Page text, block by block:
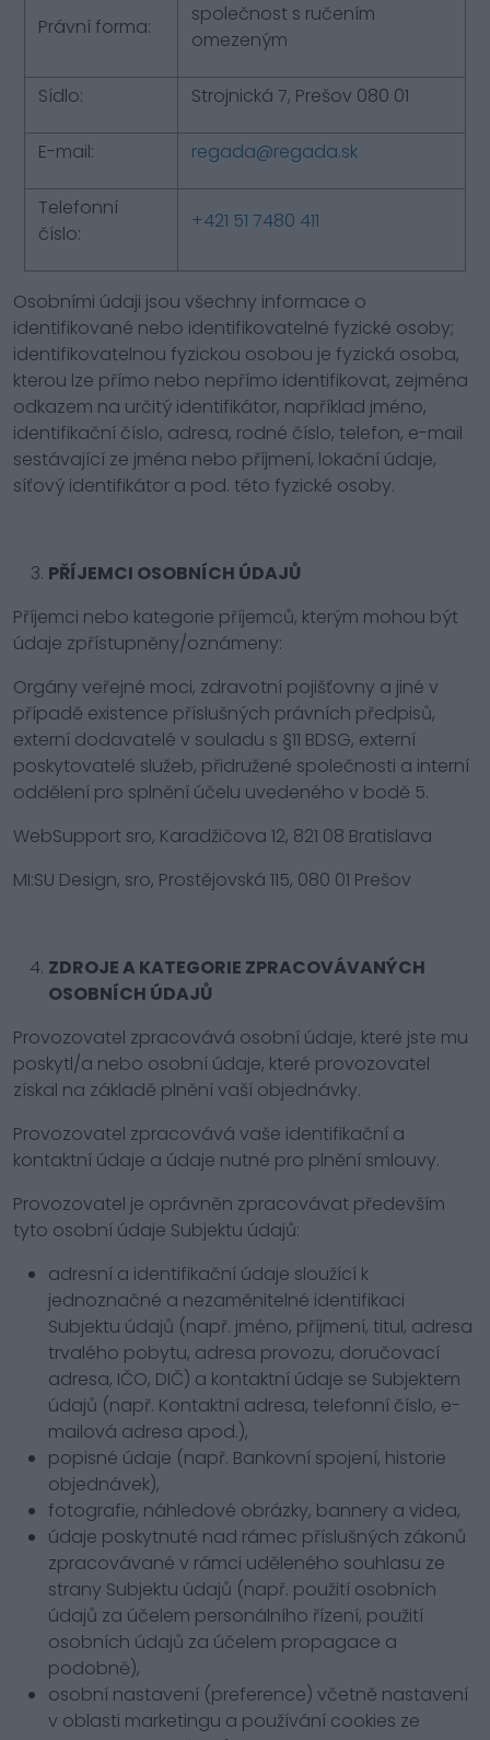
Právní forma:
společnost s ručením
omezeným
Sídlo: Strojnická 7, Prešov 080 01
E-mail: regada@regada.sk
Telefonní
číslo:
+421 51 7480 411
Osobními údaji jsou všechny informace o
identifikované nebo identifikovatelné fyzické osoby;
identifikovatelnou fyzickou osobou je fyzická osoba,
kterou lze přímo nebo nepřímo identifikovat, zejména
odkazem na určitý identifikátor, například jméno,
identifikační číslo, adresa, rodné číslo, telefon, e-mail
sestávající ze jména nebo příjmení, lokační údaje,
síťový identifikátor a pod. této fyzické osoby.
PŘÍJEMCI OSOBNÍCH ÚDAJŮ
Příjemci nebo kategorie příjemců, kterým mohou být
údaje zpřístupněny/oznámeny:
Orgány veřejné moci, zdravotní pojišťovny a jiné v
případě existence příslušných právních předpisů,
externí dodavatelé v souladu s §11 BDSG, externí
poskytovatelé služeb, přidružené společnosti a interní
oddělení pro splnění účelu uvedeného v bodě 5.
WebSupport sro, Karadžičova 12, 821 08 Bratislava
MI:SU Design, sro, Prostějovská 115, 080 01 Prešov
ZDROJE A KATEGORIE ZPRACOVÁVANÝCH
OSOBNÍCH ÚDAJŮ
Provozovatel zpracovává osobní údaje, které jste mu
poskytl/a nebo osobní údaje, které provozovatel
získal na základě plnění vaší objednávky.
Provozovatel zpracovává vaše identifikační a
kontaktní údaje a údaje nutné pro plnění smlouvy.
Provozovatel je oprávněn zpracovávat především
tyto osobní údaje Subjektu údajů:
adresní a identifikační údaje sloužící k
jednoznačné a nezaměnitelné identifikaci
Subjektu údajů (např. jméno, příjmení, titul, adresa
trvalého pobytu, adresa provozu, doručovací
adresa, IČO, DIČ) a kontaktní údaje se Subjektem
údajů (např. Kontaktní adresa, telefonní číslo, e-
mailová adresa apod.),
popisné údaje (např. Bankovní spojení, historie
objednávek),
fotografie, náhledové obrázky, bannery a videa,
údaje poskytnuté nad rámec příslušných zákonů
zpracovávané v rámci uděleného souhlasu ze
strany Subjektu údajů (např. použití osobních
údajů za účelem personálního řízení, použití
osobních údajů za účelem propagace a
podobně),
osobní nastavení (preference) včetně nastavení
v oblasti marketingu a používání cookies ze